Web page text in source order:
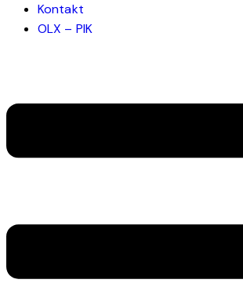
Kontakt
OLX – PIK